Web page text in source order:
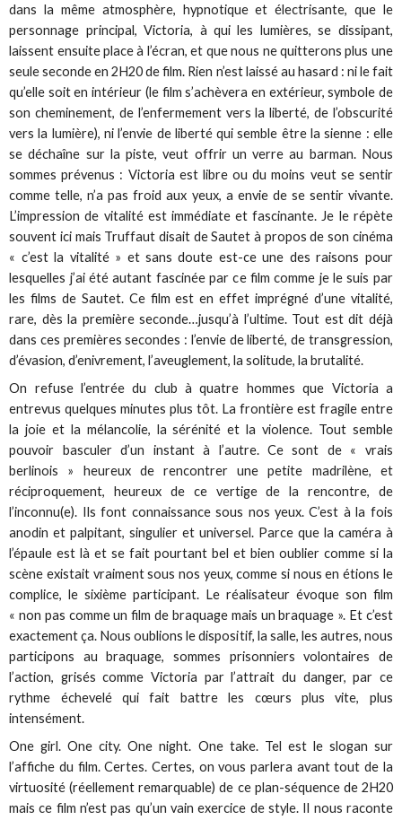
dans la même atmosphère, hypnotique et électrisante, que le
personnage principal, Victoria, à qui les lumières, se dissipant,
laissent ensuite place à l’écran, et que nous ne quitterons plus une
seule seconde en 2H20 de film. Rien n’est laissé au hasard : ni le fait
qu’elle soit en intérieur (le film s’achèvera en extérieur, symbole de
son cheminement, de l’enfermement vers la liberté, de l’obscurité
vers la lumière), ni l’envie de liberté qui semble être la sienne : elle
se déchaîne sur la piste, veut offrir un verre au barman. Nous
sommes prévenus : Victoria est libre ou du moins veut se sentir
comme telle, n’a pas froid aux yeux, a envie de se sentir vivante.
L’impression de vitalité est immédiate et fascinante. Je le répète
souvent ici mais Truffaut disait de Sautet à propos de son cinéma
« c’est la vitalité » et sans doute est-ce une des raisons pour
lesquelles j’ai été autant fascinée par ce film comme je le suis par
les films de Sautet. Ce film est en effet imprégné d’une vitalité,
rare, dès la première seconde…jusqu’à l’ultime. Tout est dit déjà
dans ces premières secondes : l’envie de liberté, de transgression,
d’évasion, d’enivrement, l’aveuglement, la solitude, la brutalité.
On refuse l’entrée du club à quatre hommes que Victoria a
entrevus quelques minutes plus tôt. La frontière est fragile entre
la joie et la mélancolie, la sérénité et la violence. Tout semble
pouvoir basculer d’un instant à l’autre. Ce sont de « vrais
berlinois » heureux de rencontrer une petite madrilène, et
réciproquement, heureux de ce vertige de la rencontre, de
l’inconnu(e). Ils font connaissance sous nos yeux. C’est à la fois
anodin et palpitant, singulier et universel. Parce que la caméra à
l’épaule est là et se fait pourtant bel et bien oublier comme si la
scène existait vraiment sous nos yeux, comme si nous en étions le
complice, le sixième participant. Le réalisateur évoque son film
« non pas comme un film de braquage mais un braquage ». Et c’est
exactement ça. Nous oublions le dispositif, la salle, les autres, nous
participons au braquage, sommes prisonniers volontaires de
l’action, grisés comme Victoria par l’attrait du danger, par ce
rythme échevelé qui fait battre les cœurs plus vite, plus
intensément.
One girl. One city. One night. One take. Tel est le slogan sur
l’affiche du film. Certes. Certes, on vous parlera avant tout de la
virtuosité (réellement remarquable) de ce plan-séquence de 2H20
mais ce film n’est pas qu’un vain exercice de style. Il nous raconte